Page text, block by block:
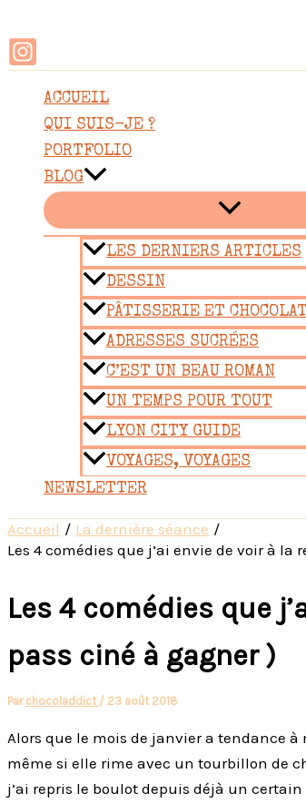
au
contenu
ACCUEIL
QUI SUIS-JE ?
PORTFOLIO
BLOG
LES DERNIERS ARTICLES
DESSIN
PÂTISSERIE ET CHOCOLAT
ADRESSES SUCRÉES
C’EST UN BEAU ROMAN
UN TEMPS POUR TOUT
LYON CITY GUIDE
VOYAGES, VOYAGES
NEWSLETTER
Accueil
La dernière séance
Les 4 comédies que j’ai envie de voir à la
Les 4 comédies que
pass ciné à gagner )
Par chocoladdict / 23 août 2018
Alors que le mois de janvier a tendance
même si elle rime avec un tourbillon de
j’ai repris le boulot depuis déjà un